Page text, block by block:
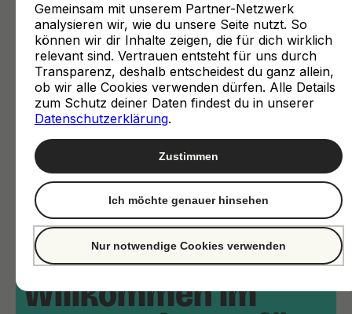
Willkommen im
Gemeinsam mit unserem Partner-Netzwerk
analysieren wir, wie du unsere Seite nutzt. So
können wir dir Inhalte zeigen, die für dich wirklich
relevant sind. Vertrauen entsteht für uns durch
Transparenz, deshalb entscheidest du ganz allein,
ob wir alle Cookies verwenden dürfen. Alle Details
zum Schutz deiner Daten findest du in unserer
Datenschutzerklärung.
Nur notwendige Cookies verwenden
Ich möchte genauer hinsehen
Zustimmen